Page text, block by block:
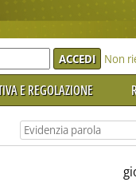
Non
E REGOLAZIONE